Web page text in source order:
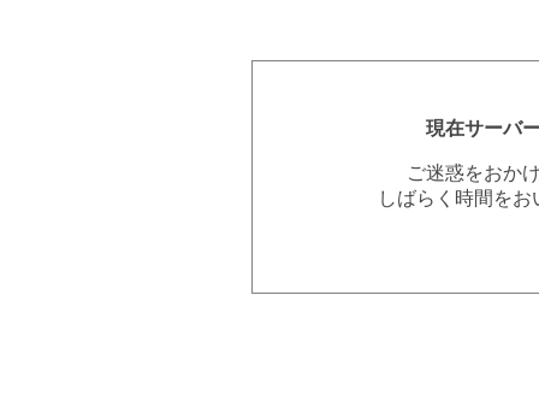
現在サーバ
ご迷惑をおか
しばらく時間を